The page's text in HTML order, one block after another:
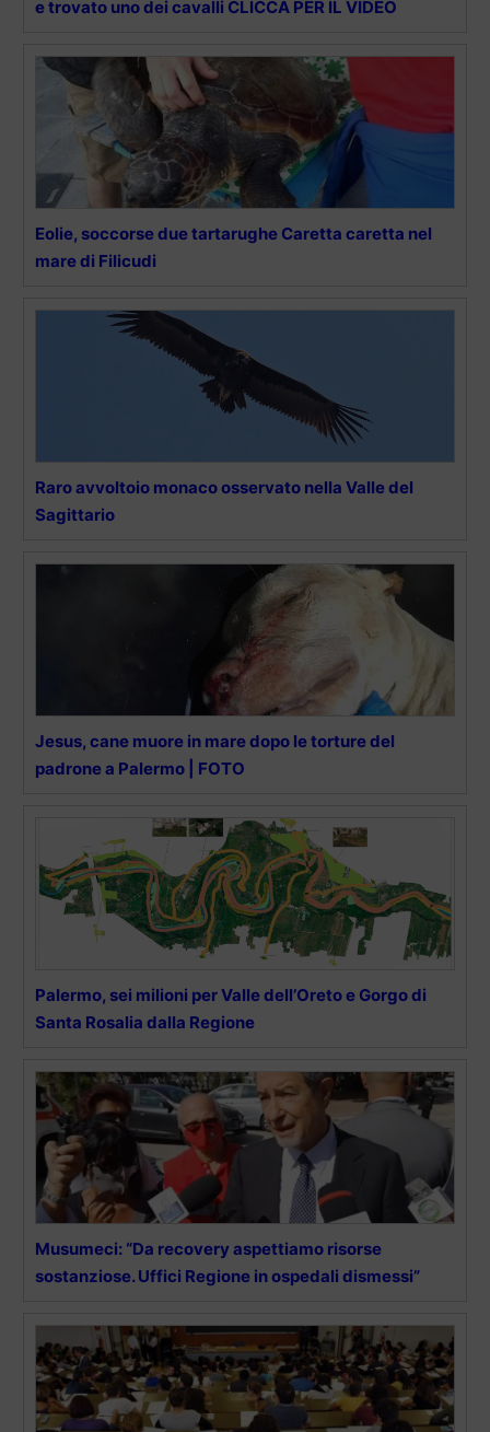
e trovato uno dei cavalli CLICCA PER IL VIDEO
Eolie, soccorse due tartarughe Caretta caretta nel
mare di Filicudi
Raro avvoltoio monaco osservato nella Valle del
Sagittario
Jesus, cane muore in mare dopo le torture del
padrone a Palermo | FOTO
Palermo, sei milioni per Valle dell’Oreto e Gorgo di
Santa Rosalia dalla Regione
Musumeci: “Da recovery aspettiamo risorse
sostanziose. Uffici Regione in ospedali dismessi”